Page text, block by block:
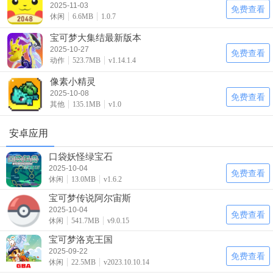
2025-11-03
休闲
6.6MB 1.0.7
免费查看
宝可梦大集结最新版本
2025-10-27
动作
523.7MB v1.14.1.4
免费查看
像素小精灵
2025-10-08
其他
135.1MB v1.0
免费查看
安卓应用
口袋妖怪绿宝石
2025-10-04
休闲
13.0MB v1.6.2
免费查看
宝可梦传说阿尔宙斯
2025-10-04
休闲
541.7MB v9.0.15
免费查看
宝可梦洛克王国
2025-09-22
休闲
22.5MB v2023.10.10.14
免费查看